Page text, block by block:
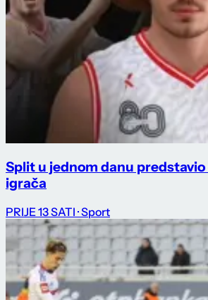
Split u jednom danu
igrača
PRIJE 13 SATI · Sport